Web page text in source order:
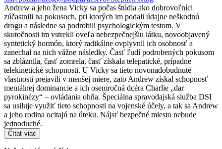
Andrew a jeho žena Vicky sa počas štúdia ako dobrovoľníci
zúčastnili na pokusoch, pri ktorých im podali údajne neškodnú
drogu a následne sa podrobili psychologickým testom. V
skutočnosti im vstrekli oveľa nebezpečnejšiu látku, novoobjavený
syntetický hormón, ktorý radikálne ovplyvnil ich osobnosť a
zanechal na nich vážne následky. Časť ľudí podrobených pokusom
sa zbláznila, časť zomrela, časť získala telepatické, prípadne
telekinetické schopnosti. U Vicky sa tieto novonadobudnuté
vlastnosti prejavili v menšej miere, zato Andrew získal schopnosť
mentálnej dominancie a ich osemročná dcéra Charlie „dar
pyrokinézy“ – ovládania ohňa. Špeciálna spravodajská služba DSI
sa usiluje využiť tieto schopnosti na vojenské účely, a tak sa Andrew
a jeho rodina ocitajú na úteku. Nájsť bezpečné miesto nebude
jednoduché.
Čítať viac